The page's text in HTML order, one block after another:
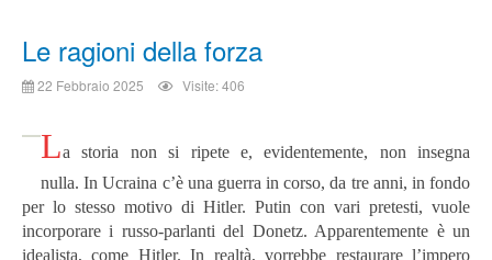
Le ragioni della forza
22 Febbraio 2025 Visite: 406
La storia non si ripete e, evidentemente, non insegna
nulla.In Ucraina c’è una guerra in corso, da tre anni, in fondo
per lo stesso motivo di Hitler. Putin con vari pretesti, vuole
incorporare i russo-parlanti del Donetz. Apparentemente è un
idealista, come Hitler. In realtà, vorrebbe restaurare l’impero